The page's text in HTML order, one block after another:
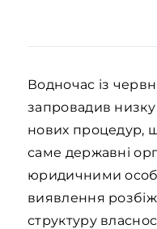
Водночас із
запровадив низку
нових процедур,
саме державні
юридичними
виявлення
структуру